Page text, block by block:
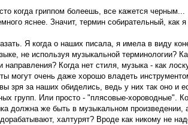
когда гриппом болеешь, все кажется черным...
яснее. Значит, термин собирательный, как
Я когда о наших писала, я имела в виду
не используя музыкальной терминологии?
направления? Когда нет стиля, музыка - как
могут очень даже хорошо владеть
зря за наших обиделись, ведь у них так оно и
групп. Или просто - "плясовые-хороводные".
должна же быть в музыкальном произведении,
халтурят? Вроде как никому не